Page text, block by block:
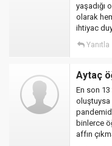
yaşadığı
olarak
ihtiyac
Yanıtla
Aytaç
En son
oluştuysa
binlerce
affın